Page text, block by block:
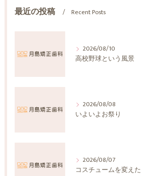
最近の投稿 Recent Posts
2026/08/10
高校野球という風景
2026/08/08
いよいよお祭り
2026/08/07
コスチュームを変えた